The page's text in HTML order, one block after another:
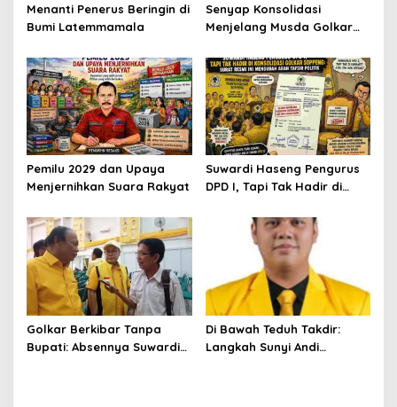
Menanti Penerus Beringin di
Bumi Latemmamala
Senyap Konsolidasi
Menjelang Musda Golkar
Pemilu 2029 dan Upaya
Menjernihkan Suara Rakyat
Suwardi Haseng Pengurus
DPD I, Tapi Tak Hadir di
Soppeng: Surat Resmi Ini
Mengubah Arah Tafsir
Golkar Berkibar Tanpa
Bupati: Absennya Suwardi
Di Bawah Teduh Takdir:
Langkah Sunyi Andi